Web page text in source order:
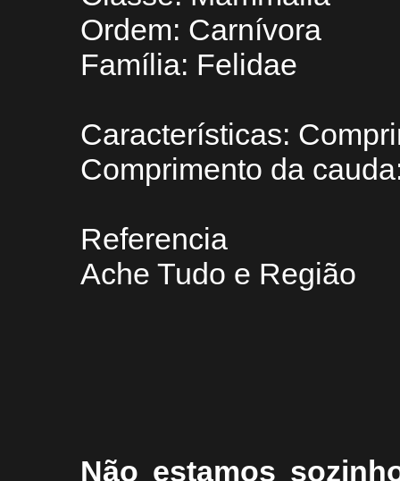
Ordem: Carnívora
Família: Felidae
Características:
Comprimento da
Referencia
Ache Tudo e Região
Não estamos